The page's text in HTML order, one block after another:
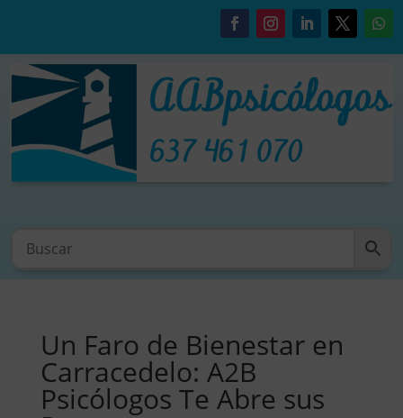
Un Faro de Bienestar en
Carracedelo: A2B
Psicólogos Te Abre sus